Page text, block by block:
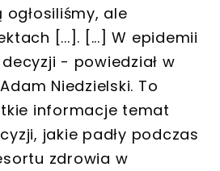
ale
[...]. [...] W epidemii
- powiedział w
Niedzielski. To
informacje temat
jakie padły podczas
zdrowia w